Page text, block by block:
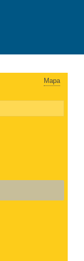
Mapa